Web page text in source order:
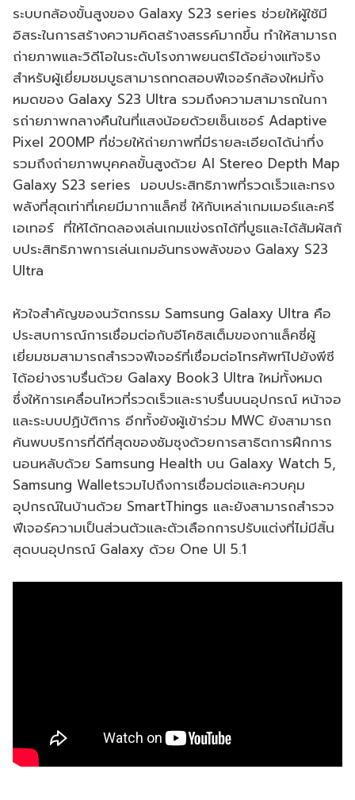
ระบบกล้องขั้นสูงของ Galaxy S23 series ช่วยให้ผู้ใช้มี
อิสระในการสร้างความคิดสร้างสรรค์มากขึ้น ทำให้สามารถ
ถ่ายภาพและวิดีโอในระดับโรงภาพยนตร์ได้อย่างแท้จริง
สำหรับผู้เยี่ยมชมบูธสามารถทดสอบฟีเจอร์กล้องใหม่ทั้ง
หมดของ Galaxy S23 Ultra รวมถึงความสามารถในกา
รถ่ายภาพกลางคืนในที่แสงน้อยด้วยเซ็นเซอร์ Adaptive
Pixel 200MP ที่ช่วยให้ถ่ายภาพที่มีรายละเอียดได้น่าทึ่ง
รวมถึงถ่ายภาพบุคคลขั้นสูงด้วย AI Stereo Depth Map
Galaxy S23 series มอบประสิทธิภาพที่รวดเร็วและทรง
พลังที่สุดเท่าที่เคยมีมากาแล็คซี่ ให้กับเหล่าเกมเมอร์และครี
เอเทอร์ ที่ให้ได้ทดลองเล่นเกมแข่งรถได้ที่บูธและได้สัมผัสกั
บประสิทธิภาพการเล่นเกมอันทรงพลังของ Galaxy S23
Ultra
หัวใจสำคัญของนวัตกรรม Samsung Galaxy Ultra คือ
ประสบการณ์การเชื่อมต่อกับอีโคซิสเต็มของกาแล็คซี่ผู้
เยี่ยมชมสามารถสำรวจฟีเจอร์ที่เชื่อมต่อโทรศัพท์ไปยังพีซี
ได้อย่างราบรื่นด้วย Galaxy Book3 Ultra ใหม่ทั้งหมด
ซึ่งให้การเคลื่อนไหวที่รวดเร็วและราบรื่นบนอุปกรณ์ หน้าจอ
และระบบปฏิบัติการ อีกทั้งยังผู้เข้าร่วม MWC ยังสามารถ
ค้นพบบริการที่ดีที่สุดของซัมซุงด้วยการสาธิตการฝึกการ
นอนหลับด้วย Samsung Health บน Galaxy Watch 5,
Samsung Walletรวมไปถึงการเชื่อมต่อและควบคุม
อุปกรณ์ในบ้านด้วย SmartThings และยังสามารถสำรวจ
ฟีเจอร์ความเป็นส่วนตัวและตัวเลือกการปรับแต่งที่ไม่มีสิ้น
สุดบนอุปกรณ์ Galaxy ด้วย One UI 5.1